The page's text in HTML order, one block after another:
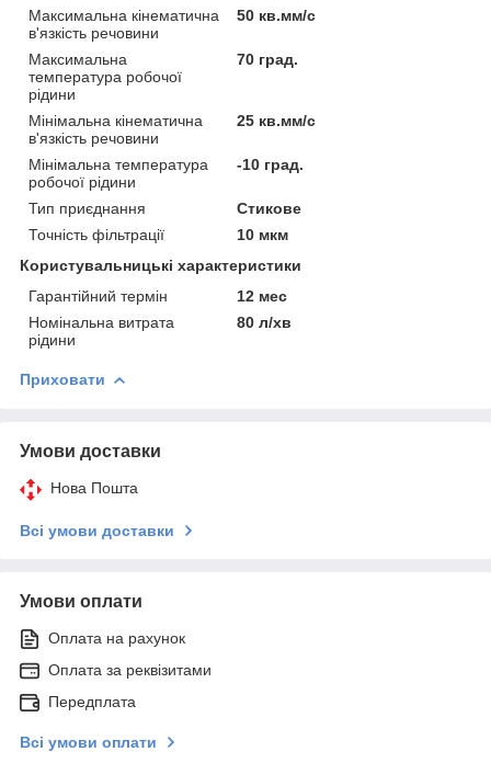
Максимальна кінематична
в'язкість речовини
50 кв.мм/с
Максимальна
температура робочої
рідини
70 град.
Мінімальна кінематична
в'язкість речовини
25 кв.мм/с
Мінімальна температура
робочої рідини
-10 град.
Тип приєднання
Стикове
Точність фільтрації
10 мкм
Користувальницькі характеристики
Гарантійний термін
12 мес
Номінальна витрата
рідини
80 л/хв
Приховати
Умови доставки
Нова Пошта
Всі умови доставки
Умови оплати
Оплата на рахунок
Оплата за реквізитами
Передплата
Всі умови оплати